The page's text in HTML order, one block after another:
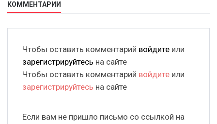
КОММЕНТАРИИ
Чтобы оставить комментарий войдите или
зарегистрируйтесь на сайте
Чтобы оставить комментарий войдите или
зарегистрируйтесь на сайте
Если вам не пришло письмо со ссылкой на